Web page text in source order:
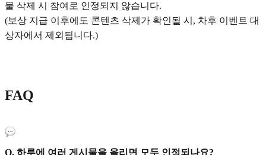
물 삭제 시 참여로 인정되지 않습니다.
(보상 지급 이후에도 콘텐츠 삭제가 확인될 시, 차후 이벤트 대
상자에서 제외됩니다.)
FAQ
Q. 하루에 여러 게시물을 올리면 모두 인정되나요?